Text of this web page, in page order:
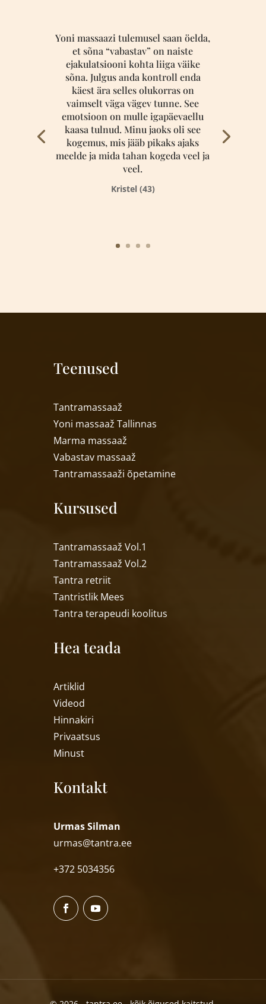
Yoni massaazi tulemusel saan öelda,
et sõna “vabastav” on naiste
ejakulatsiooni kohta liiga väike
sõna. Julgus anda kontroll enda
käest ära selles olukorras on
vaimselt väga vägev tunne. See
emotsioon on mulle igapäevaellu
kaasa tulnud. Minu jaoks oli see
kogemus, mis jääb pikaks ajaks
meelde ja mida tahan kogeda veel ja
veel.
Kristel (43)
Teenused
Tantramassaaž
Yoni massaaž Tallinnas
Marma massaaž
Vabastav massaaž
Tantramassaaži õpetamine
Kursused
Tantramassaaž Vol.1
Tantramassaaž Vol.2
Tantra retriit
Tantristlik Mees
Tantra terapeudi koolitus
Hea teada
Artiklid
Videod
Hinnakiri
Privaatsus
Minust
Kontakt
Urmas Silman
urmas@tantra.ee
+372 5034356